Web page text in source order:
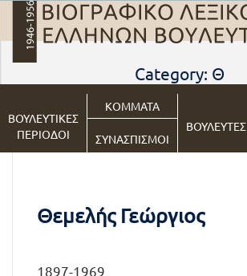
ΒΟΥΛΕΥΤΙΚΕΣ
ΠΕΡΙΟΔΟΙ
ΚΟΜΜΑΤΑ
ΒΟΥΛΕΥΤΕΣ
ΣΥΝΑΣΠΙΣΜΟΙ
Category: Θ
Θεμελής Γεώργιος
1897-1969